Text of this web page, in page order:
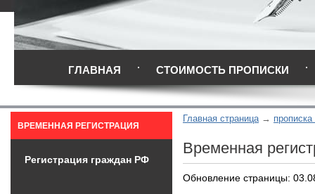
ГЛАВНАЯ СТОИМОСТЬ ПРОПИСКИ
Главная страница
Временная
Обновление страницы:
ВРЕМЕННАЯ РЕГИСТРАЦИЯ
Регистрация граждан РФ